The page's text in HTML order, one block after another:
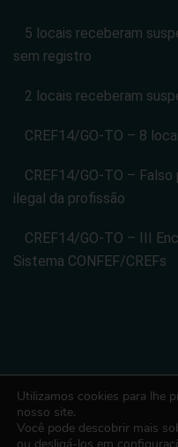
5 locais receberam
sem registro
2 locais receberam
CREF14/GO-TO – 8
CREF14/GO-TO –
ilegal da profissão
CREF14/GO-TO – III
Sistema CONFEF/CREFs
CONSELHO REGIONAL DE
CREF14/GO-TO.
Utilizamos cookies para lhe
nosso site.
Você pode descobrir mais